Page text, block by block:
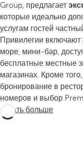
Group, предлагает
которые идеально
услугам гостей
Привилегии
море, мини-бар,
бесплатные местные
магазинах. Кроме
бронирование в
номеров и выбор
Узнать больше